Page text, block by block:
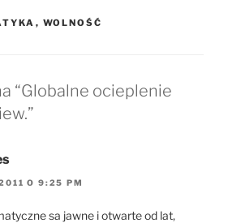
, WOLNOŚĆ
“Globalne ocieplenie
O 9:25 PM
sa jawne i otwarte od lat,